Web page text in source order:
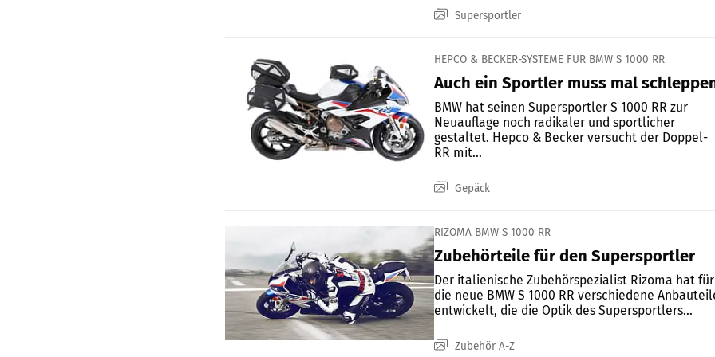
Supersportler
HEPCO & BECKER-SYSTEME FÜR BMW S 1000 RR
Auch ein Sportler muss mal
BMW hat seinen Supersportler S 1000 RR zur
Neuauflage noch radikaler und sportlicher
gestaltet. Hepco & Becker versucht der Doppel-
RR mit...
Gepäck
RIZOMA BMW S 1000 RR
Zubehörteile für den Supersportler
Der italienische Zubehörspezialist Rizoma hat für
die neue BMW S 1000 RR verschiedene
entwickelt, die die Optik des Supersportlers...
Zubehör A-Z